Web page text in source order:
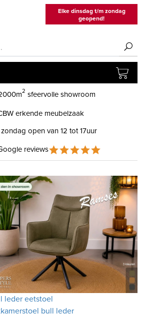
Elke dinsdag t/m zondag
geopend!
2 sfeervolle showroom
erkende meubelzaak
open van 12 tot 17uur
reviews